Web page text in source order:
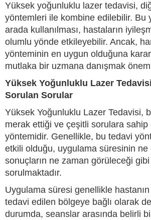
Yüksek yoğunluklu lazer tedavisi,
yöntemleri ile kombine edilebilir. Bu
arada kullanılması, hastaların
olumlu yönde etkileyebilir. Ancak,
yönteminin en uygun olduğuna
mutlaka bir uzmana danışmak
Yüksek Yoğunluklu Lazer Tedavisi
Sorulan Sorular
Yüksek Yoğunluklu Lazer Tedavisi,
merak ettiği ve çeşitli sorulara
yöntemidir. Genellikle, bu tedavi
etkili olduğu, uygulama süresinin ne
sonuçların ne zaman görüleceği
sorulmaktadır.
Uygulama süresi genellikle
tedavi edilen bölgeye bağlı olarak
durumda, seanslar arasında belirli